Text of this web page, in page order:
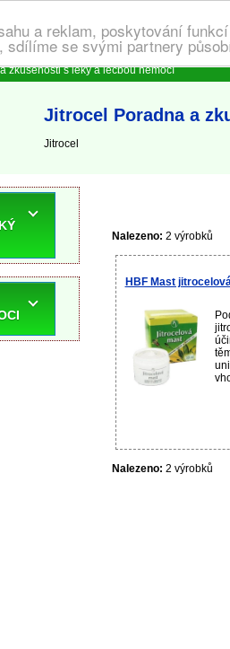
a reklam, poskytování
sdílíme se svými partnery
zkušenosti s léky a léčbou nemocí
Jitrocel Poradna a
Jitrocel
Nalezeno: 2 výrobků
HBF Mast
Nalezeno: 2 výrobků